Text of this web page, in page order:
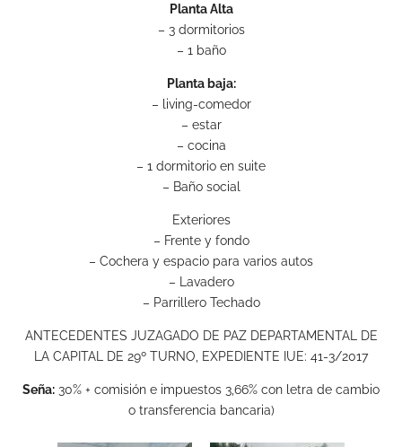
Planta Alta
– 3 dormitorios
– 1 baño
Planta baja:
– living-comedor
– estar
– cocina
– 1 dormitorio en suite
– Baño social
Exteriores
– Frente y fondo
– Cochera y espacio para varios autos
– Lavadero
– Parrillero Techado
ANTECEDENTES JUZAGADO DE PAZ DEPARTAMENTAL DE
LA CAPITAL DE 29º TURNO, EXPEDIENTE IUE: 41-3/2017
Seña: 30% + comisión e impuestos 3,66% con letra de cambio
o transferencia bancaria)